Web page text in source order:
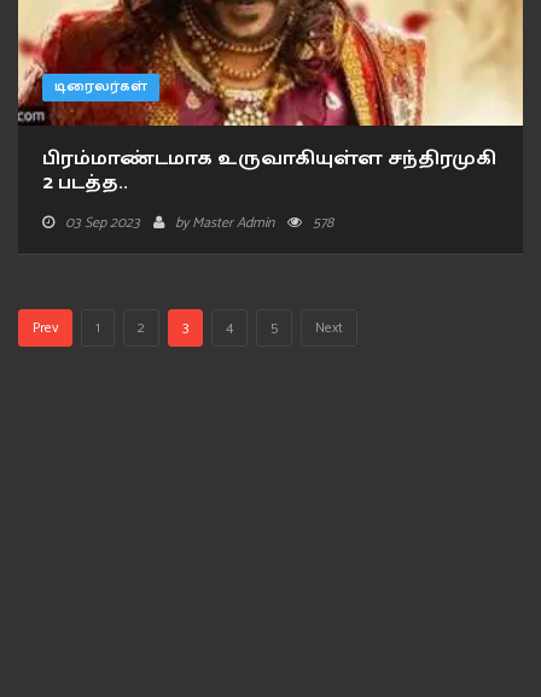
டிரைலர்கள்
பிரம்மாண்டமாக உருவாகியுள்ள சந்திரமுகி
2 படத்த..
03 Sep 2023 byMaster Admin 578
Prev 1 2 3 4 5 Next